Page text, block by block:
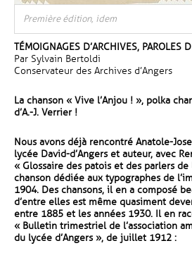
Première édition, idem
TÉMOIGNAGES D’ARCHIVES, PAROLES
Par Sylvain Bertoldi
Conservateur des Archives d’Angers
La chanson « Vive l’Anjou ! », polka
d’A.-J. Verrier !
Nous avons déjà rencontré Anatole-
lycée David-d’Angers et auteur, avec
« Glossaire des patois et des parlers de
chanson dédiée aux typographes de
1904. Des chansons, il en a composé
d’entre elles est même quasiment
entre 1885 et les années 1930. Il en
« Bulletin trimestriel de l’association
du lycée d’Angers », de juillet 1912 :